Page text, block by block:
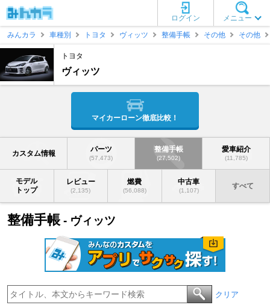
メニュー
ログイン
みんカラ
車種別 トヨタ ヴィッツ 整備手帳 その他 その他
トヨタ
ヴィッツ
マイカーローン徹底比較！
カスタム情報 パーツ
(57,473)
整備手帳
(27,502)
愛車紹介
(11,785)
モデル
トップ
レビュー
(2,135)
燃費
(56,088)
中古車
(1,107)
すべて
整備手帳 - ヴィッツ
クリア